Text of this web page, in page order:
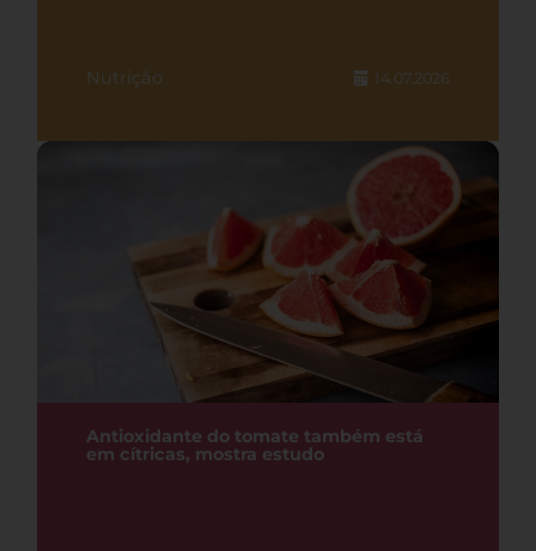
Nutrição 14.07.2026
Antioxidante do tomate também está
em cítricas, mostra estudo